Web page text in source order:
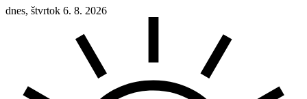
dnes, štvrtok 6. 8. 2026